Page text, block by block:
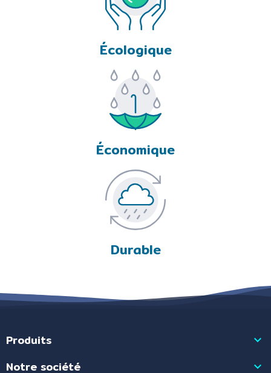
Écologique
Économique
Durable
Produits 
Notre société 